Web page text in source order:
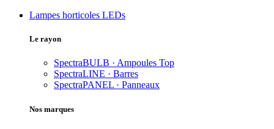
Lampes horticoles LEDs
Le rayon
SpectraBULB · Ampoules Top
SpectraLINE · Barres
SpectraPANEL · Panneaux
Nos marques